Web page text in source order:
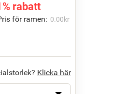
rabatt
för ramen: 0.00kr
Klicka här